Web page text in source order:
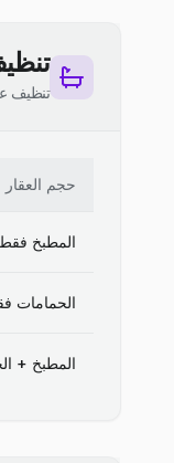
تنظيف
حجم العقار
المطبخ فقط
الحمامات
المطبخ +